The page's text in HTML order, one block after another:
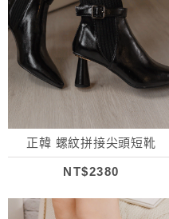
正韓 螺紋拼接尖頭短靴
NT$2380